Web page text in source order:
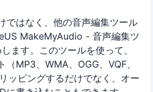
ではなく、他の音声編集ツール
MakeMyAudio - 音声編集ツ
ます。このツールを使って、
MP3、WMA、OGG、VQF、
ッピングするだけでなく、オー